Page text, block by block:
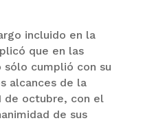
incluido en la
que en las
cumplió con su
alcances de la
de octubre, con el
de sus